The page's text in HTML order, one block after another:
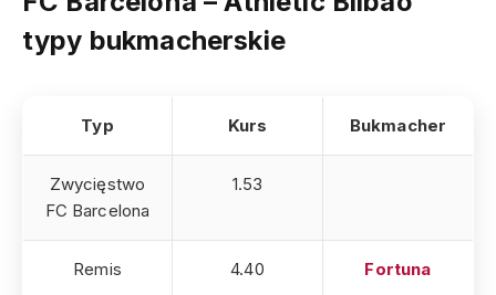
typy bukmacherskie
Typ Kurs Bukmacher
Zwycięstwo
FC Barcelona
1.53
Remis 4.40 Fortuna